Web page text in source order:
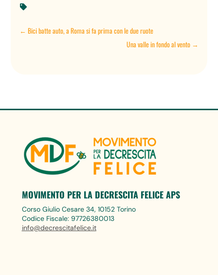

←Bici batte auto, a Roma si fa prima con le due ruote
Una valle in fondo al vento→
MOVIMENTO PER LA DECRESCITA FELICE APS
Corso Giulio Cesare 34, 10152 Torino
Codice Fiscale: 97726380013
info@decrescitafelice.it